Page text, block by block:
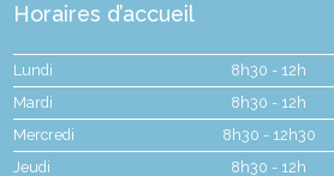
Horaires d’accueil
Lundi 8h30 - 12h
Mardi
8h30 - 12h
Mercredi
8h30 - 12h30
Jeudi
8h30 - 12h